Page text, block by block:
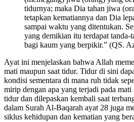
tidurnya; maka Dia tahan jiwa
tetapkan kematiannya dan Dia
sampai waktu yang ditentukan.
yang demikian itu terdapat tanda-
bagi kaum yang berpikir.” (QS.
Ayat ini menjelaskan bahwa Allah
mati maupun saat tidur. Tidur di sini
kondisi sementara di mana ruh tidak
mirip dengan apa yang terjadi pada
tidur dan dilepaskan kembali saat
dalam Surah Al-Baqarah ayat 28 juga
siklus kehidupan dan kematian yang